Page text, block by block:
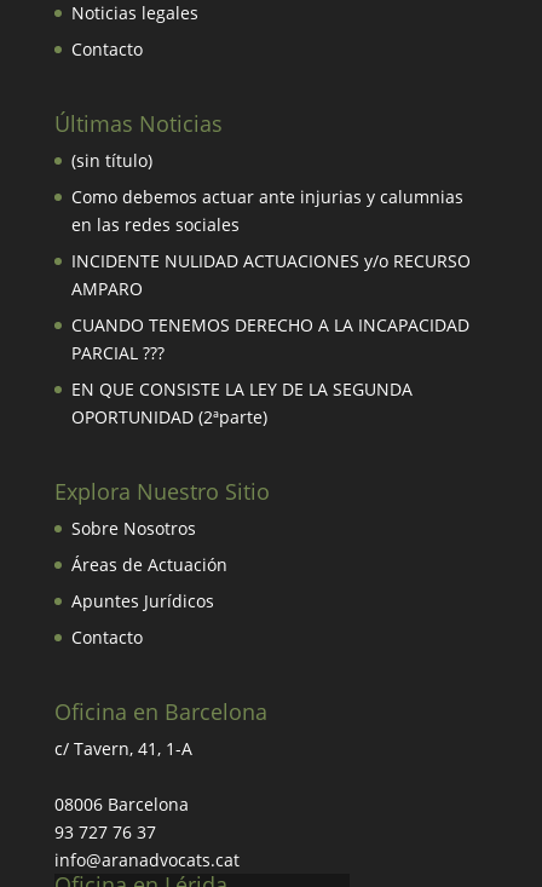
Noticias legales
Contacto
Últimas Noticias
(sin título)
Como debemos actuar ante injurias y calumnias
en las redes sociales
INCIDENTE NULIDAD ACTUACIONES y/o RECURSO
AMPARO
CUANDO TENEMOS DERECHO A LA INCAPACIDAD
PARCIAL ???
EN QUE CONSISTE LA LEY DE LA SEGUNDA
OPORTUNIDAD (2ªparte)
Explora Nuestro Sitio
Sobre Nosotros
Áreas de Actuación
Apuntes Jurídicos
Contacto
Oficina en Barcelona
c/ Tavern, 41, 1-A
08006 Barcelona
93 727 76 37
info@aranadvocats.cat